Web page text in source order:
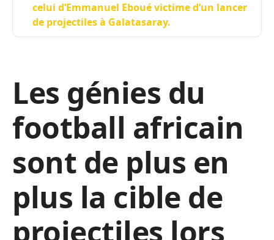
celui d’Emmanuel Eboué victime d’un lancer
de projectiles à Galatasaray.
Les génies du
football africain
sont de plus en
plus la cible de
projectiles lors